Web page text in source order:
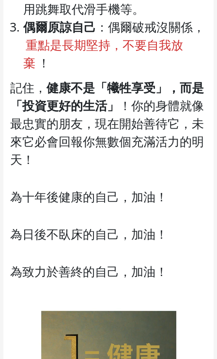
用跳舞取代滑手機等。
偶爾原諒自己 ：偶爾破戒沒關係，
重點是長期堅持，不要自我放
棄 ！
記住，健康不是「犧牲享受」，而是
「投資更好的生活」
！你的身體就像
最忠實的朋友，現在開始善待它，未
來它必會回報你無數個充滿活力的明
天！
為十年後健康的自己，加油！
為日後不臥床的自己，加油！
為致力於善終的自己，加油！